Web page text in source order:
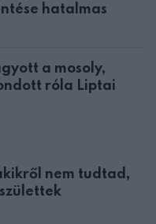
hatalmas
a mosoly,
róla Liptai
nem tudtad,